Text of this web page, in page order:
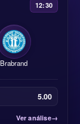
12:30
Brabrand
5.00
Ver análise→